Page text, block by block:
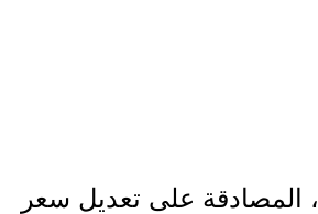
وكان مجلس الوزراء، قد أعلن بتاريخ 7 شباط/فبراير 2022، المصادقة على تعديل سعر